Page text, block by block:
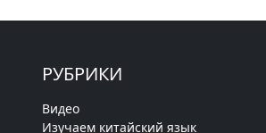
РУБРИКИ
Видео
Изучаем китайский язык